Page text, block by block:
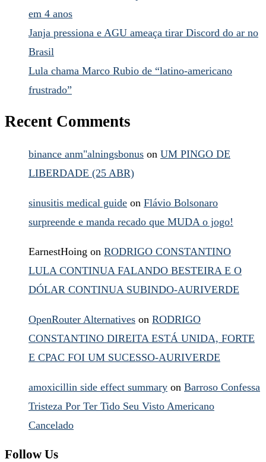
em 4 anos
Janja pressiona e AGU ameaça tirar Discord do ar no
Brasil
Lula chama Marco Rubio de “latino-americano
frustrado”
Recent Comments
binance anm"alningsbonus on UM PINGO DE
LIBERDADE (25 ABR)
sinusitis medical guide on Flávio Bolsonaro
surpreende e manda recado que MUDA o jogo!
EarnestHoing on RODRIGO CONSTANTINO
LULA CONTINUA FALANDO BESTEIRA E O
DÓLAR CONTINUA SUBINDO-AURIVERDE
OpenRouter Alternatives on RODRIGO
CONSTANTINO DIREITA ESTÁ UNIDA, FORTE
E CPAC FOI UM SUCESSO-AURIVERDE
amoxicillin side effect summary on Barroso Confessa
Tristeza Por Ter Tido Seu Visto Americano
Cancelado
Follow Us